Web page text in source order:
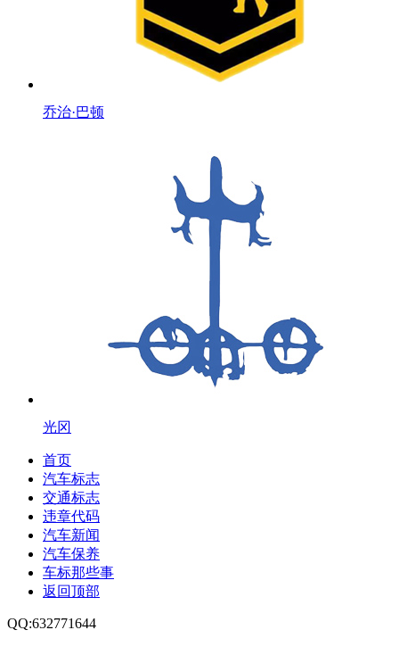
乔治·巴顿
光冈
首页
汽车标志
交通标志
违章代码
汽车新闻
汽车保养
车标那些事
返回顶部
QQ:632771644